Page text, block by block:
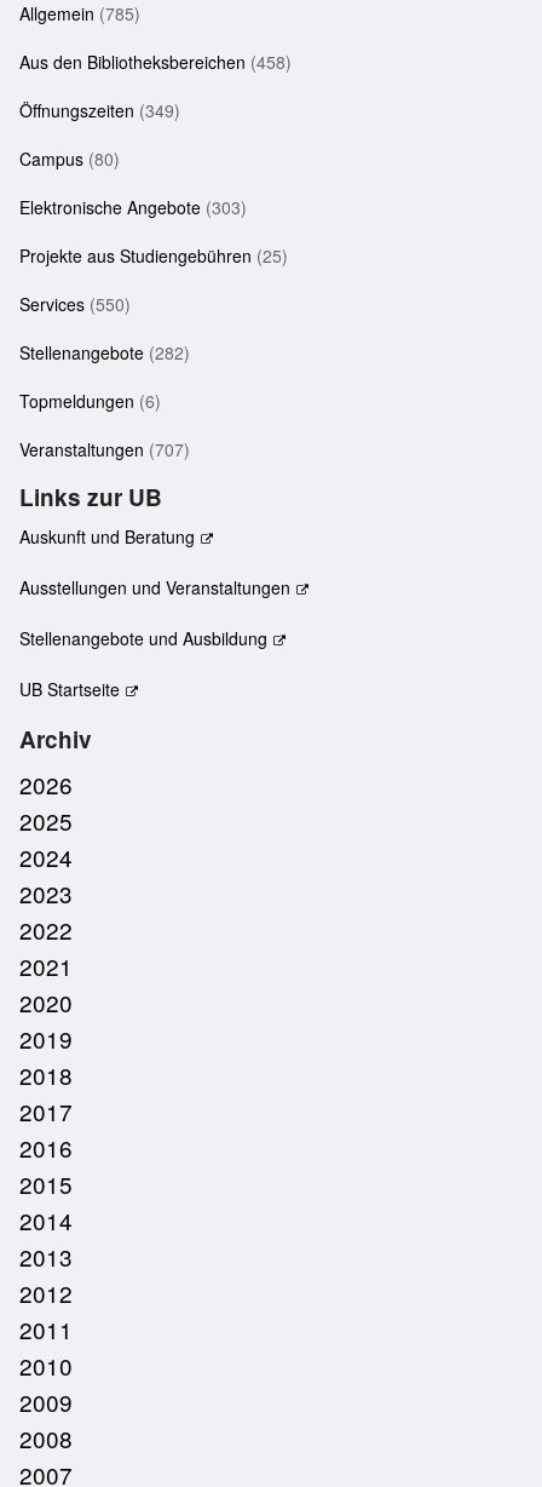
Allgemein (785)
Aus den Bibliotheksbereichen (458)
Öffnungszeiten (349)
Campus (80)
Elektronische Angebote (303)
Projekte aus Studiengebühren (25)
Services (550)
Stellenangebote (282)
Topmeldungen (6)
Veranstaltungen (707)
Links zur UB
Auskunft und Beratung
Ausstellungen und Veranstaltungen
Stellenangebote und Ausbildung
UB Startseite
Archiv
2026
2025
2024
2023
2022
2021
2020
2019
2018
2017
2016
2015
2014
2013
2012
2011
2010
2009
2008
2007